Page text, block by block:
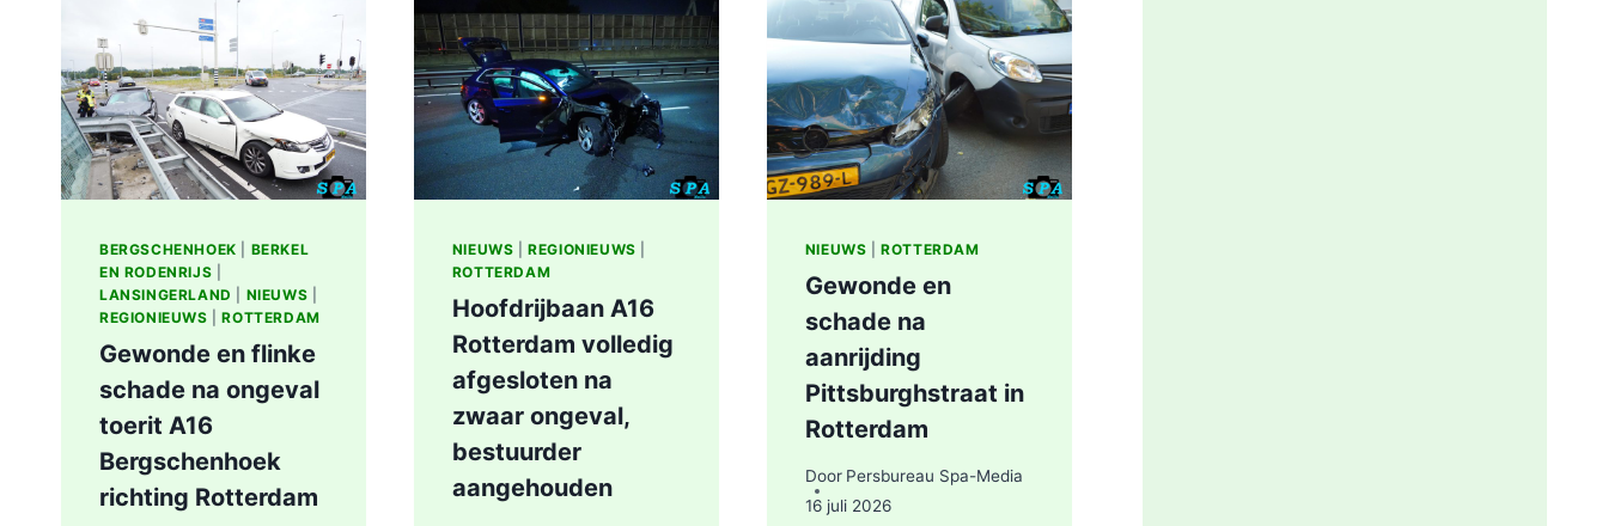
TIJDENS
WERKZAAMHEDEN
AAN
LIEVEN
DE
KEYSTRAAT
IN
ROTTERDAM
STATION
KRALINGSE
ZOOM
IN
ROTTERDAM
BERGSCHENHOEK
BERKEL
EN RODENRIJS
LANSINGERLAND
NIEUWS
REGIONIEUWS |ROTTERDAM
Gewonde en flinke
schade na ongeval
toerit A16
Bergschenhoek
richting Rotterdam
NIEUWS |REGIONIEUWS
ROTTERDAM
Hoofdrijbaan A16
Rotterdam volledig
afgesloten na
zwaar ongeval,
bestuurder
aangehouden
NIEUWS |ROTTERDAM
Gewonde en
schade na
aanrijding
Pittsburghstraat in
Rotterdam
Door Persbureau Spa-Media
16 juli 2026